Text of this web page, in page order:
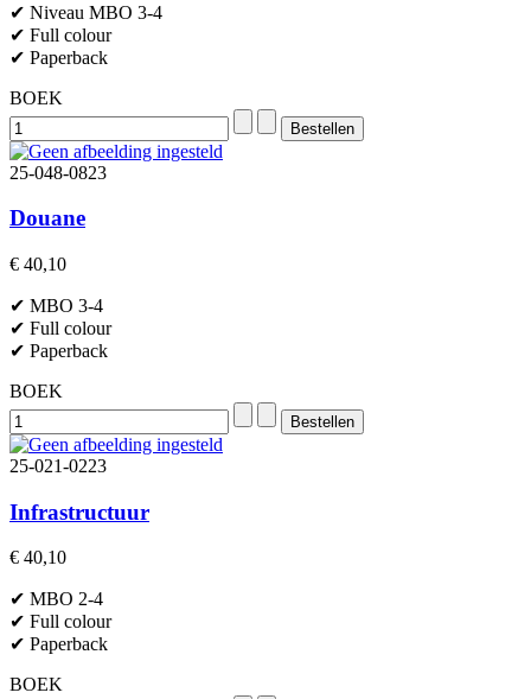
✔ Niveau MBO 3-4
✔ Full colour
✔ Paperback
BOEK
25-048-0823
Douane
€ 40,10
✔ MBO 3-4
✔ Full colour
✔ Paperback
BOEK
25-021-0223
Infrastructuur
€ 40,10
✔ MBO 2-4
✔ Full colour
✔ Paperback
BOEK